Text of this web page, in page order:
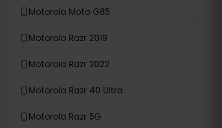
Motorola Moto G85
Motorola Razr 2019
Motorola Razr 2022
Motorola Razr 40 Ultra
Motorola Razr 5G